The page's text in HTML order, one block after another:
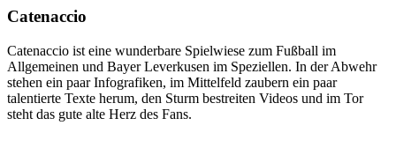
Catenaccio
Catenaccio ist eine wunderbare Spielwiese zum Fußball im
Allgemeinen und Bayer Leverkusen im Speziellen. In der Abwehr
stehen ein paar Infografiken, im Mittelfeld zaubern ein paar
talentierte Texte herum, den Sturm bestreiten Videos und im Tor
steht das gute alte Herz des Fans.